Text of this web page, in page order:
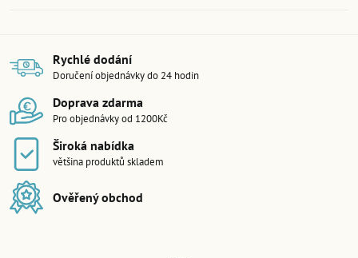
Rychlé dodání
Doručení objednávky do 24 hodin
Doprava zdarma
Pro objednávky od 1200Kč
Široká nabídka
většina produktů skladem
Ověřený obchod